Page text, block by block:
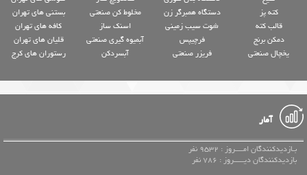
کته پز
قالب کته
دمکن برنج
یخچال صنعتی
دستگاه همبرگر زن
شوت سیب زمینی
فرچیپس
فریزر صنعتی
مخلوط کن صنعتی
اسنک ساز
آبمیوه گیری صنعتی
آبسردکن
بستنی های تهران
کافه های تهران
قلیان های تهران
رستوران های کرج
آمار
بـازدیدکنندگان امــــروز : 9532 نفر
بازدیدکنندگان دیـــــروز : 786 نفر